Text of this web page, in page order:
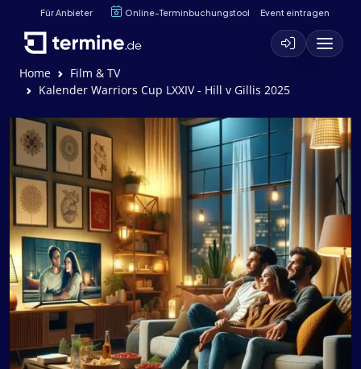
Für Anbieter Online-Terminbuchungstool Event eintragen
Home
Film & TV
Kalender Warriors Cup LXXIV - Hill v Gillis 2025